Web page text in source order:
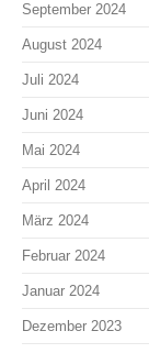
September 2024
August 2024
Juli 2024
Juni 2024
Mai 2024
April 2024
März 2024
Februar 2024
Januar 2024
Dezember 2023